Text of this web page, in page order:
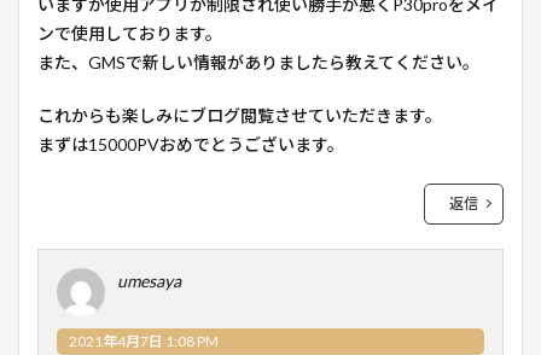
ンで使用しております。
また、GMSで新しい情報がありましたら教えてください。
これからも楽しみにブログ閲覧させていただきます。
まずは15000PVおめでとうございます。
返信
umesaya
2021年4月7日 1:08 PM